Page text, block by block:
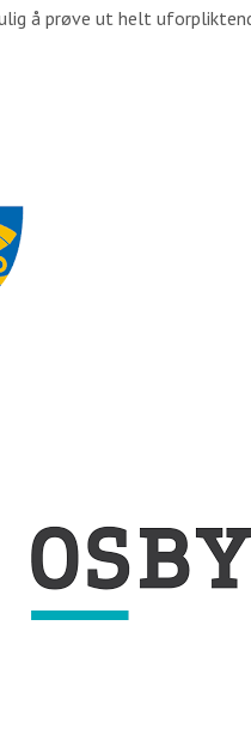
å prøve ut helt